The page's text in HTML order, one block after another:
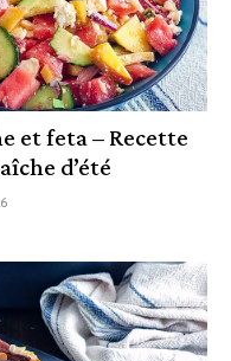
et feta – Recette
d’été